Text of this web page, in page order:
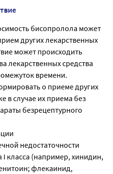
бисопролола может
других лекарственных
может происходить
лекарственных средства
времени.
о приеме других
в случае их приема без
безрецептурного
недостаточности
I класса (например, хинидин,
флекаинид,